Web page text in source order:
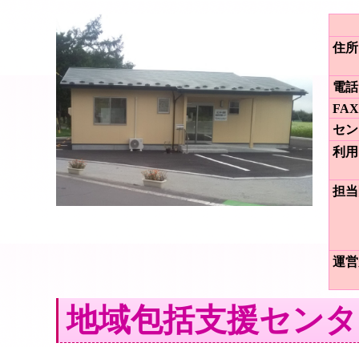
住所
電話
FAX
セ
利
担
運
地域包括支援セン